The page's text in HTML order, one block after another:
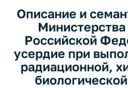
Описание и
Российской
усердие при
радиационной,